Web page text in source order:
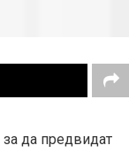
за да предвидат